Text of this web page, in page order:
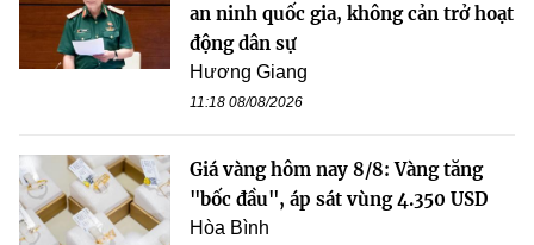
an ninh quốc gia, không cản trở hoạt
động dân sự
Hương Giang
11:18 08/08/2026
Giá vàng hôm nay 8/8: Vàng tăng
"bốc đầu", áp sát vùng 4.350 USD
Hòa Bình